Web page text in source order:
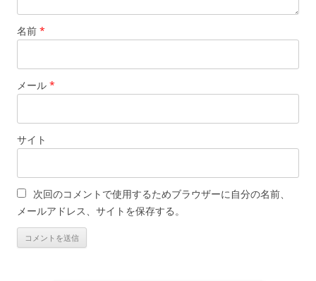
名前 *
メール *
サイト
次回のコメントで使用するためブラウザーに自分の名前、
メールアドレス、サイトを保存する。